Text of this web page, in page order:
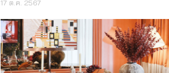
122.5 ตารางเมตร ในราคาเบาๆ เริ่มต้น 1.89
ล้านบาท โล่ง โปร่ง สบาย ด้วยเพด�
17 ต.ค. 2567